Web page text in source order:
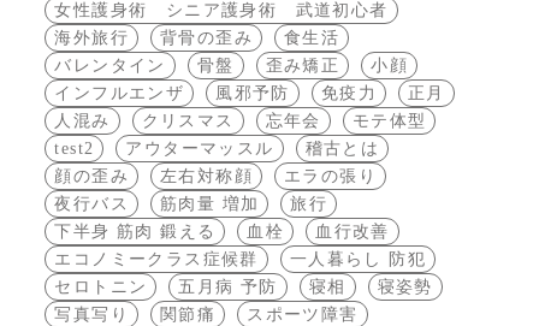
女性護身術 シニア護身術 武道初心者
海外旅行
背骨の歪み
食生活
バレンタイン
骨盤 歪み矯正
小顔
インフルエンザ
風邪予防 免疫力
正月
人混み
クリスマス 忘年会
モテ体型
test2
アウターマッスル
稽古とは
顔の歪み
左右対称顔
エラの張り
夜行バス
筋肉量 増加
旅行
下半身 筋肉 鍛える
血栓
血行改善
エコノミークラス症候群
一人暮らし 防犯
セロトニン
五月病 予防 寝相
寝姿勢
写真写り
関節痛
スポーツ障害